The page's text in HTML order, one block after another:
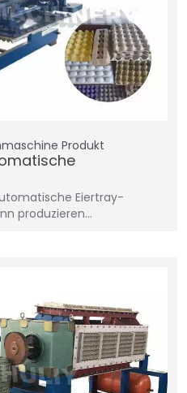
Produkt
Eiertray-
produzieren…